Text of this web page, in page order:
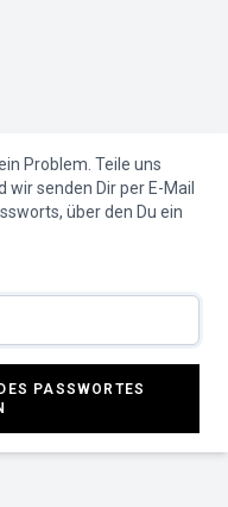
Problem. Teile uns
senden Dir per E-Mail
über den Du ein
PASSWORTES